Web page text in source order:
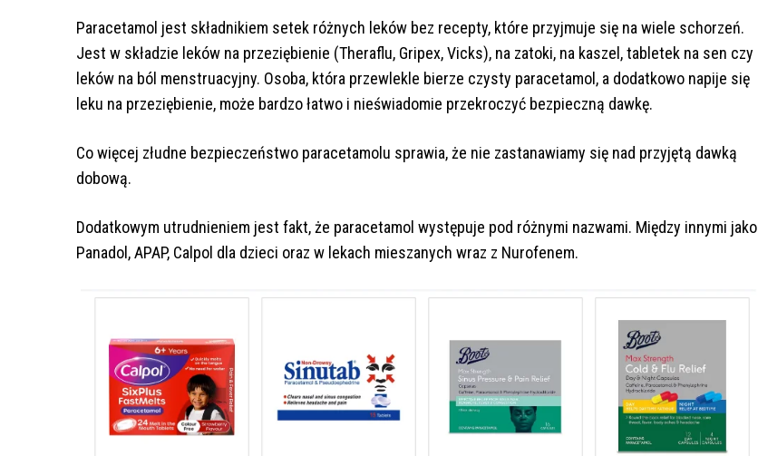
Paracetamol jest składnikiem setek różnych leków bez recepty, które przyjmuje się na wiele schorzeń.
Jest w składzie leków na przeziębienie (Theraflu, Gripex, Vicks), na zatoki, na kaszel, tabletek na sen czy
leków na ból menstruacyjny. Osoba, która przewlekle bierze czysty paracetamol, a dodatkowo napije się
leku na przeziębienie, może bardzo łatwo i nieświadomie przekroczyć bezpieczną dawkę.
Co więcej złudne bezpieczeństwo paracetamolu sprawia, że nie zastanawiamy się nad przyjętą dawką
dobową.
Dodatkowym utrudnieniem jest fakt, że paracetamol występuje pod różnymi nazwami. Między innymi jako
Panadol, APAP, Calpol dla dzieci oraz w lekach mieszanych wraz z Nurofenem.